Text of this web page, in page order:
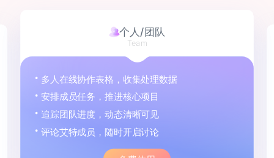
个人/团队
Team
多人在线协作表格，收集处理数据
安排成员任务，推进核心项目
追踪团队进度，动态清晰可见
评论艾特成员，随时开启讨论